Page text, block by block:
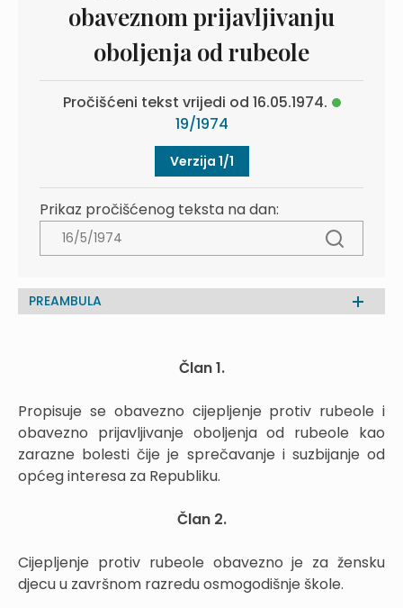
obaveznom prijavljivanju
oboljenja od rubeole
Pročišćeni tekst vrijedi od 16.05.1974.
19/1974
Verzija 1/1
Prikaz pročišćenog teksta na dan:
PREAMBULA
Član 1.
Propisuje se obavezno cijepljenje protiv rubeole i
obavezno prijavljivanje oboljenja od rubeole kao
zarazne bolesti čije je sprečavanje i suzbijanje od
općeg interesa za Republiku.
Član 2.
Cijepljenje protiv rubeole obavezno je za žensku
djecu u završnom razredu osmogodišnje škole.